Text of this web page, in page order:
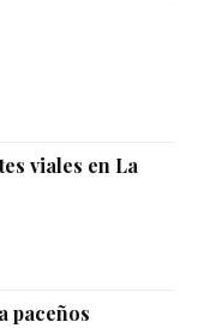
viales en La
paceños